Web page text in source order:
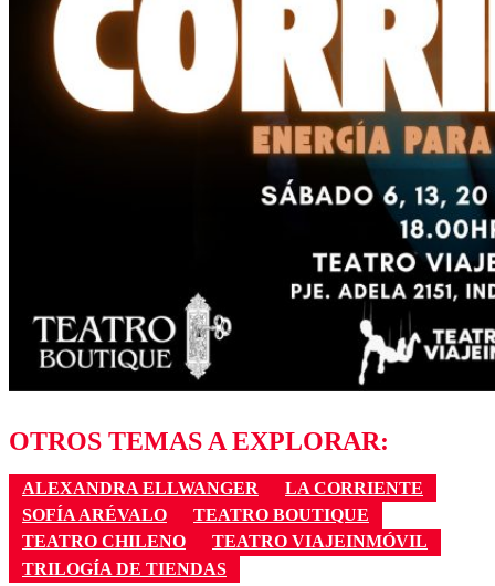
OTROS TEMAS A EXPLORAR:
ALEXANDRA ELLWANGER
LA CORRIENTE
SOFÍA ARÉVALO
TEATRO BOUTIQUE
TEATRO CHILENO
TEATRO VIAJEINMÓVIL
TRILOGÍA DE TIENDAS